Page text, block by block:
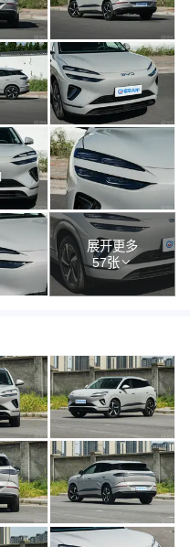
展开更多
57张